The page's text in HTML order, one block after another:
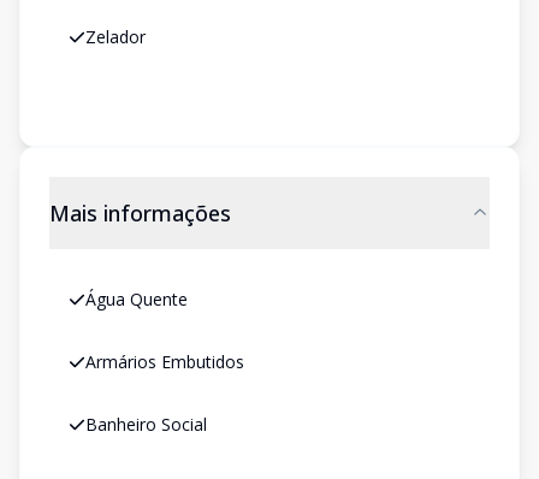
Zelador
Mais informações
Água Quente
Armários Embutidos
Banheiro Social